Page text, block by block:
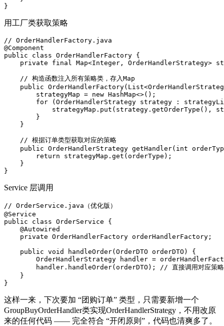
}
用工厂类获取策略
// OrderHandlerFactory.java
@Component
public
class OrderHandlerFactory {
private
final Map<Integer, OrderHandlerStrategy>
// 构造函数注入所有策略类，存入Map
public OrderHandlerFactory
        strategyMap =
new HashMap<>();
for (OrderHandlerStrategy strategy :
strategyMap.put(strategy.getOrderType(),
        }
    }
// 根据订单类型获取对应的策略
public OrderHandlerStrategy getHandler( int
return strategyMap.get(orderType);
    }
}
Service 层调用
// OrderService.java（优化版）
@Service
public
class OrderService
{
@Autowired
private OrderHandlerFactory orderHandlerFactory;
public void handleOrder(OrderDTO orderDTO)
{
OrderHandlerStrategy handler =
        handler.handleOrder(orderDTO);
// 直接调用对应策略
    }
}
这样一来，下次要加 “团购订单” 类型，只需要新增一个
GroupBuyOrderHandler类实现OrderHandlerStrategy，不用改原
来的任何代码 —— 完全符合 “开闭原则”，代码也清爽多了。